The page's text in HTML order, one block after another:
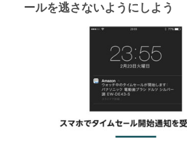
ールを逃さないようにしよう